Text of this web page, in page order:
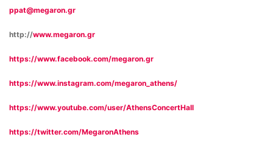
ppat@megaron.gr
http://www.megaron.gr
https://www.facebook.com/megaron.gr
https://www.instagram.com/megaron athens/
https://www.youtube.com/user/AthensConcertHall
https://twitter.com/MegaronAthens